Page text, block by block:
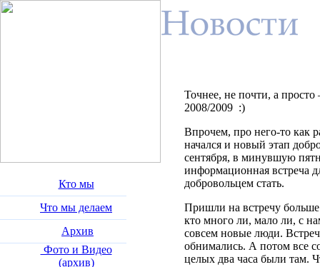
Кто мы
Что мы делаем
Архив
Фото и Видео
(архив)
Точнее, не почти, а
2008/2009 :)
Впрочем, про него-то как
начался и новый этап
сентября, в минувшую
информационная встреча
добровольцем стать.
Пришли на встречу больше
кто много ли, мало ли, с
совсем новые люди.
обнимались. А потом все
целых два часа были там.